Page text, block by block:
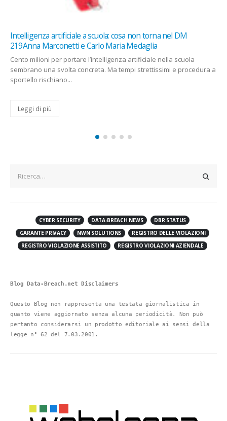
nel DM
nella scuola
e procedura a
Colonne sonore dei videogame: l’arte oltre
Saettone
La colonna sonora dei videogame ha
del gameplay, trasformandosi in un elemento
CYBER SECURITY DATA-BREACH NEWS
DBR STATUS
GARANTE PRIVACY
NWN SOLUTIONS
REGISTRO DELLE VIOLAZIONI
REGISTRO VIOLAZIONE ASSISTITO
REGISTRO VIOLAZIONI AZIENDALE
Blog Data-Breach.net Disclaimers
Questo Blog non rappresenta una testata giornalistica in
quanto viene aggiornato senza alcuna periodicità. Non può
pertanto considerarsi un prodotto editoriale ai sensi della
legge n° 62 del 7.03.2001.